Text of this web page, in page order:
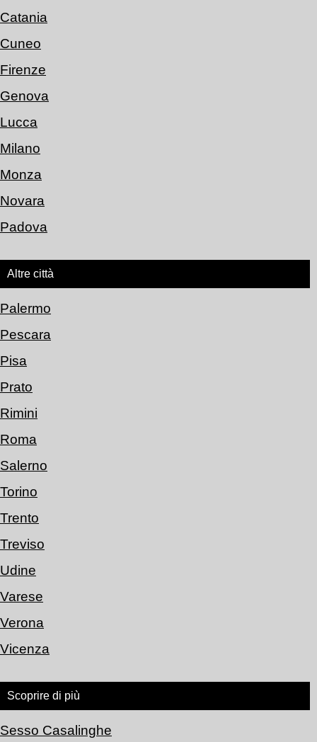
Catania
Cuneo
Firenze
Genova
Lucca
Milano
Monza
Novara
Padova
Altre città
Palermo
Pescara
Pisa
Prato
Rimini
Roma
Salerno
Torino
Trento
Treviso
Udine
Varese
Verona
Vicenza
Scoprire di più
Sesso Casalinghe